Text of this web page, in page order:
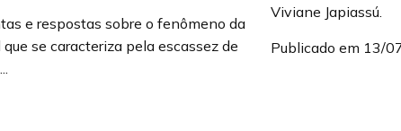
e respostas sobre o fenômeno da
se caracteriza pela escassez de
Viviane Japiassú.
Publicado em 13/